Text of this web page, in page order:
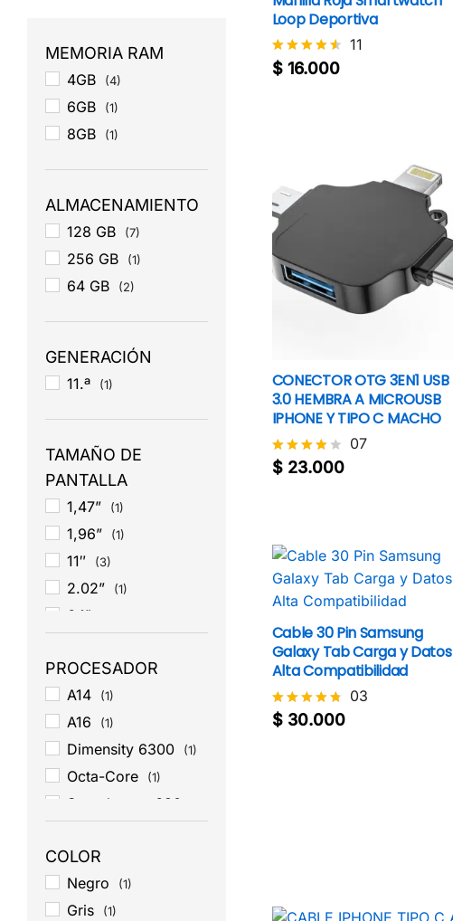
Loop Deportiva
Valorado
con
11
$16.000
$16.000
CONECTOR OTG 3EN1 USB
3.0 HEMBRA A MICROUSB
IPHONE Y TIPO C MACHO
Valorado
07
$23.000
Cable 30 Pin Samsung
Galaxy Tab Carga y Datos
Alta Compatibilidad
Valorado
03
$30.000
MEMORIA RAM
4GB (4)
6GB (1)
8GB (1)
ALMACENAMIENTO
128 GB (7)
256 GB (1)
64 GB (2)
GENERACIÓN
11.ª (1)
TAMAÑO DE
PANTALLA
1,47” (1)
1,96” (1)
11″ (3)
2.02” (1)
6.1"
PROCESADOR
A14 (1)
A16 (1)
Dimensity 6300 (1)
Octa-Core (1)
Snapdragon 680
COLOR
Negro (1)
Gris (1)